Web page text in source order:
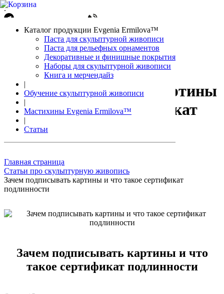
.
Авторизация
0 позиций
Каталог продукции Evgenia Ermilova™
Паста для скульптурной живописи
Паста для рельефных орнаментов
Декоративные и финишные покрытия
Наборы для скульптурной живописи
Книга и мерчендайз
|
Обучение скульптурной живописи
|
Мастихины Evgenia Ermilova™
|
Статьи
Зачем подписывать картины
и что такое сертификат
Главная страница
Статьи про скульптурную живопись
Зачем подписывать картины и что такое сертификат
подлинности
Зачем подписывать картины и что
такое сертификат подлинности